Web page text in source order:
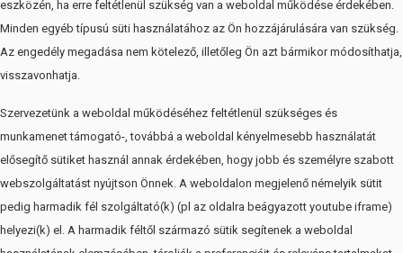
eszközén, ha erre feltétlenül szükség van a weboldal működése érdekében.
Minden egyéb típusú süti használatához az Ön hozzájárulására van szükség.
Az engedély megadása nem kötelező, illetőleg Ön azt bármikor módosíthatja,
visszavonhatja.
Szervezetünk a weboldal működéséhez feltétlenül szükséges és
munkamenet támogató-, továbbá a weboldal kényelmesebb használatát
elősegítő sütiket használ annak érdekében, hogy jobb és személyre szabott
webszolgáltatást nyújtson Önnek. A weboldalon megjelenő némelyik sütit
pedig harmadik fél szolgáltató(k) (pl az oldalra beágyazott youtube iframe)
helyezi(k) el. A harmadik féltől származó sütik segítenek a weboldal